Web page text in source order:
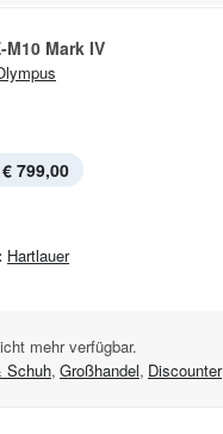
M10 Mark IV
€ 799,00
Hartlauer
mehr verfügbar.
Schuh, Großhandel, Discounter